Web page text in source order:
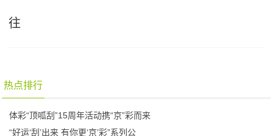
往
热点排行
体彩“顶呱刮”15周年活动携“京”彩而来
“好运‘刮’出来 有你更‘京’彩”系列公